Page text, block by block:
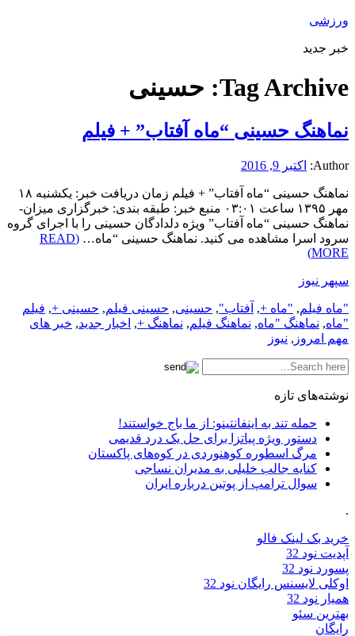
ورزشی
خبر جدید
Tag Archive: حسینی
نماهنگ حسینی “ماه آفتاب” + فیلم
Author: اکتبر 9, 2016
نماهنگ حسینی “ماه آفتاب” + فیلم زمان دریافت خبر: یکشنبه ۱۸
مهر ۱۳۹۵ ساعت ۰۳:۰۱ منبع خبر: طبقه بندی: خبرگزاری میزان-
نماهنگ حسینی “ماه آفتاب” ویژه دلدادگان حسینی را با اجرای گروه
سرود اسرا مشاهده می کنید. نماهنگ حسینی “ماه…
(READ
MORE)
سپهر نیوز
"ماه فیلم, "ماه +, آفتاب", حسینی, حسینی فیلم, حسینی +, فیلم
"ماه, نماهنگ "ماه, نماهنگ فیلم, نماهنگ +, اخبار جدید, خبر های
مهم امروز , نیوز
نوشته‌های تازه
حمله تند به اینفانتینو: از ما باج خواستند!
دستور ویژه پیاتزا برای حل یک درد قدیمی
مرگ اسطوره کوهنوردی در کوه‌های پاکستان
کنایه جالب خلیلی به مدیران نساجی
سوال ترامپ از پوتین درباره ایران
.
خرید بک لینک فالو
آپدیت نود 32
پسورد نود 32
اوکلی لایسنس رایگان نود 32
همیار نود 32
بهترین سئو
رایگان